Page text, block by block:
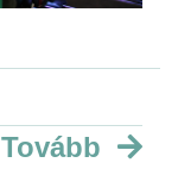
Tovább